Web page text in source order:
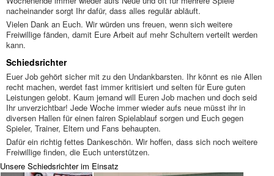
nacheinander sorgt Ihr dafür, dass alles regulär abläuft.
Vielen Dank an Euch. Wir würden uns freuen, wenn sich weitere
Freiwillige fänden, damit Eure Arbeit auf mehr Schultern verteilt werden
kann.
Schiedsrichter
Euer Job gehört sicher mit zu den Undankbarsten. Ihr könnt es nie Allen
recht machen, werdet fast immer kritisiert und selten für Eure guten
Leistungen gelobt. Kaum jemand will Euren Job machen und doch seid
Ihr unverzichtbar! Jede Woche immer wieder aufs neue müsst ihr in
diversen Hallen für einen fairen Spielablauf sorgen und Euch gegen
Spieler, Trainer, Eltern und Fans behaupten.
Dafür ein richtig fettes Dankeschön. Wir hoffen, dass sich noch weitere
Freiwillige finden, die Euch unterstützen.
Unsere Schiedsrichter im Einsatz